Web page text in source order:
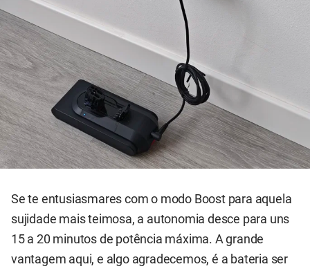
Se te entusiasmares com o modo Boost para aquela
sujidade mais teimosa, a autonomia desce para uns
15 a 20 minutos de potência máxima. A grande
vantagem aqui, e algo agradecemos, é a bateria ser